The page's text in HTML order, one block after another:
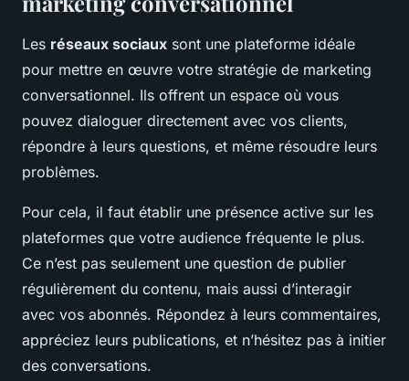
Les réseaux sociaux sont une plateforme idéale
pour mettre en œuvre votre stratégie de marketing
conversationnel. Ils offrent un espace où vous
pouvez dialoguer directement avec vos clients,
répondre à leurs questions, et même résoudre leurs
problèmes.
Pour cela, il faut établir une présence active sur les
plateformes que votre audience fréquente le plus.
Ce n’est pas seulement une question de publier
régulièrement du contenu, mais aussi d’interagir
avec vos abonnés. Répondez à leurs commentaires,
appréciez leurs publications, et n’hésitez pas à initier
des conversations.